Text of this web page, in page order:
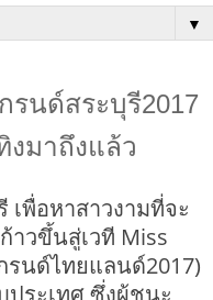
▼
นด์สระบุรี2017
งมาถึงแล้ว
พื่อหาสาวงามที่จะ
าวขึ้นสู่เวที Miss
รนด์ไทยแลนด์2017)
ประเทศ ซึ่งผู้ชนะ